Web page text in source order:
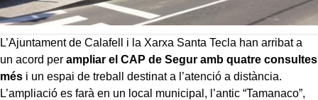
L’Ajuntament de Calafell i la Xarxa Santa Tecla han arribat a
un acord per ampliar el CAP de Segur amb quatre consultes
més i un espai de treball destinat a l’atenció a distància.
L’ampliació es farà en un local municipal, l’antic “Tamanaco”,